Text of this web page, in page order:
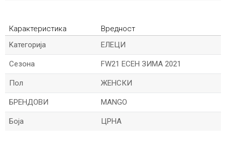
Карактеристика
Вредност
Kатегорија
ЕЛЕЦИ
Сезона FW21 ЕСЕН ЗИМА 2021
Пол ЖЕНСКИ
БРЕНДОВИ MANGO
Боја ЦРНА